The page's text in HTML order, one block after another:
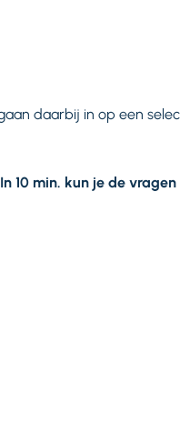
daarbij in op een
10 min. kun je de vragen